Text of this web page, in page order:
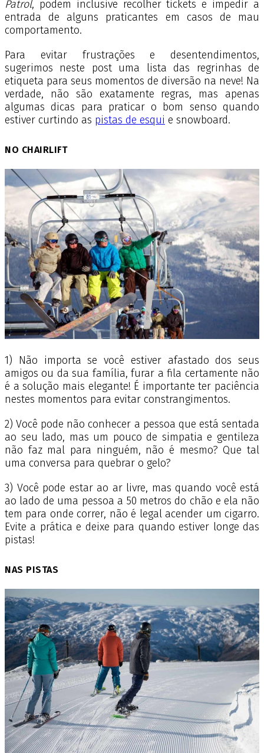
Patrol, podem inclusive recolher tickets e impedir a
entrada de alguns praticantes em casos de mau
comportamento.
Para evitar frustrações e desentendimentos,
sugerimos neste post uma lista das regrinhas de
etiqueta para seus momentos de diversão na neve! Na
verdade, não são exatamente regras, mas apenas
algumas dicas para praticar o bom senso quando
estiver curtindo as pistas de esqui e snowboard.
NO CHAIRLIFT
1) Não importa se você estiver afastado dos seus
amigos ou da sua família, furar a fila certamente não
é a solução mais elegante! É importante ter paciência
nestes momentos para evitar constrangimentos.
2) Você pode não conhecer a pessoa que está sentada
ao seu lado, mas um pouco de simpatia e gentileza
não faz mal para ninguém, não é mesmo? Que tal
uma conversa para quebrar o gelo?
3) Você pode estar ao ar livre, mas quando você está
ao lado de uma pessoa a 50 metros do chão e ela não
tem para onde correr, não é legal acender um cigarro.
Evite a prática e deixe para quando estiver longe das
pistas!
NAS PISTAS